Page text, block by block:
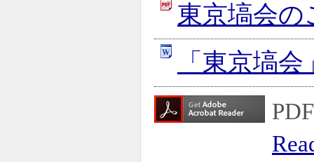
東京塙会の
「東京塙